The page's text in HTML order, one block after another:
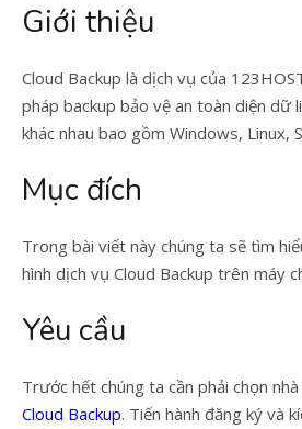
Giới thiệu
Cloud Backup là dịch vụ của
pháp backup bảo vệ an toàn diện dữ
khác nhau bao gồm Windows, Linux,
Mục đích
Trong bài viết này chúng ta sẽ tìm
hình dịch vụ Cloud Backup trên máy
Yêu cầu
Trước hết chúng ta cần phải chọn
Cloud Backup. Tiến hành đăng ký và